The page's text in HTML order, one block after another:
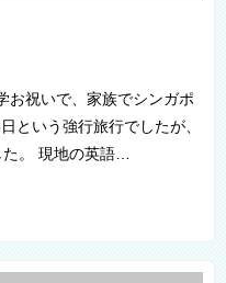
祝いで、家族でシンガポ
いう強行旅行でしたが、
。 現地の英語…